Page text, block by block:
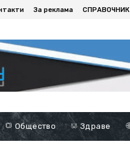
За реклама СПРАВОЧНИК
Общество Здраве